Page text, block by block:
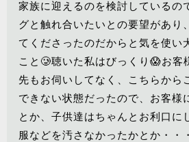
家族に迎えるのを検討しているの
グと触れ合いたいとの要望があり
てくださったのだからと気を使い
こと🥲聴いた私はびっくり😱お客
先もお伺いしてなく、こちらから
できない状態だったので、お客様
とか、子供達はちゃんとお利口に
服などを汚さなかったかとか・・